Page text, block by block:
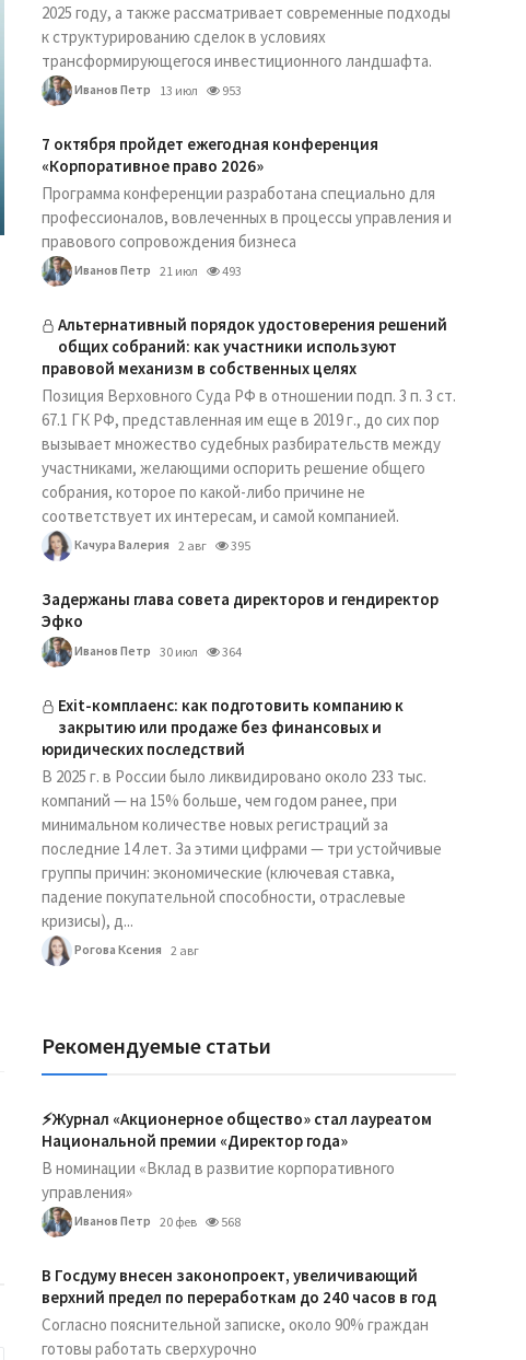
2025 году, а также рассматривает современные подходы
к структурированию сделок в условиях
трансформирующегося инвестиционного ландшафта.
Иванов Петр 13 июл 953
7 октября пройдет ежегодная конференция
«Корпоративное право 2026»
Программа конференции разработана специально для
профессионалов, вовлеченных в процессы управления и
правового сопровождения бизнеса
Иванов Петр 21 июл 493
Альтернативный порядок удостоверения решений
общих собраний: как участники используют
правовой механизм в собственных целях
Позиция Верховного Суда РФ в отношении подп. 3 п. 3 ст.
67.1 ГК РФ, представленная им еще в 2019 г., до сих пор
вызывает множество судебных разбирательств между
участниками, желающими оспорить решение общего
собрания, которое по какой-либо причине не
соответствует их интересам, и самой компанией.
Качура Валерия 2 авг 395
Задержаны глава совета директоров и гендиректор
Эфко
Иванов Петр 30 июл 364
Exit-комплаенс: как подготовить компанию к
закрытию или продаже без финансовых и
юридических последствий
В 2025 г. в России было ликвидировано около 233 тыс.
компаний — на 15% больше, чем годом ранее, при
минимальном количестве новых регистраций за
последние 14 лет. За этими цифрами — три устойчивые
группы причин: экономические (ключевая ставка,
падение покупательной способности, отраслевые
кризисы), д...
Рогова Ксения 2 авг
Рекомендуемые статьи
⚡️Журнал «Акционерное общество» стал лауреатом
Национальной премии «Директор года»
В номинации «Вклад в развитие корпоративного
управления»
Иванов Петр 20 фев 568
В Госдуму внесен законопроект, увеличивающий
верхний предел по переработкам до 240 часов в год
Согласно пояснительной записке, около 90% граждан
готовы работать сверхурочно